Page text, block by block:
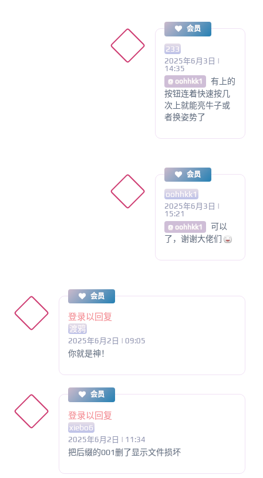
会员
233
2025年6月3日 |
14:35
@ oohhkk1
有上的
按钮连着快速按几
次上就能亮牛子或
者换姿势了
会员
oohhkk1
2025年6月3日 |
15:21
@ oohhkk1
可以
了，谢谢大佬们
会员
登录以回复
渡鸦
2025年6月2日 | 09:05
你就是神！
会员
登录以回复
xiebo6
2025年6月2日 | 11:34
把后缀的001删了显示文件损坏